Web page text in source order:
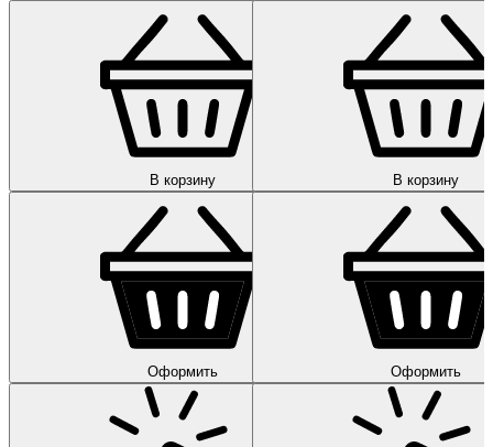
В корзину
Оформить
В корзину
Оформить